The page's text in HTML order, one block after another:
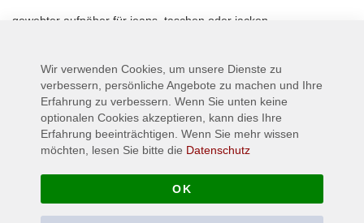
gewebter aufnäher für jeans, taschen oder jacken
Mehr Informationen
Wir verwenden Cookies, um unsere Dienste zu
verbessern, persönliche Angebote zu machen und Ihre
Erfahrung zu verbessern. Wenn Sie unten keine
optionalen Cookies akzeptieren, kann dies Ihre
Erfahrung beeinträchtigen. Wenn Sie mehr wissen
möchten, lesen Sie bitte die Datenschutz
OK